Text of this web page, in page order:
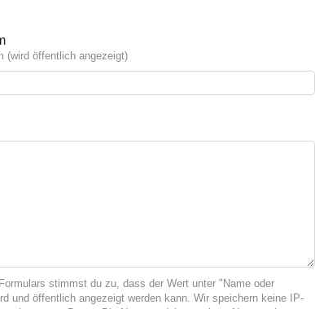
(wird öffentlich angezeigt)
stimmst du zu, dass der Wert unter "Name oder
und öffentlich angezeigt werden kann. Wir speichern keine IP-